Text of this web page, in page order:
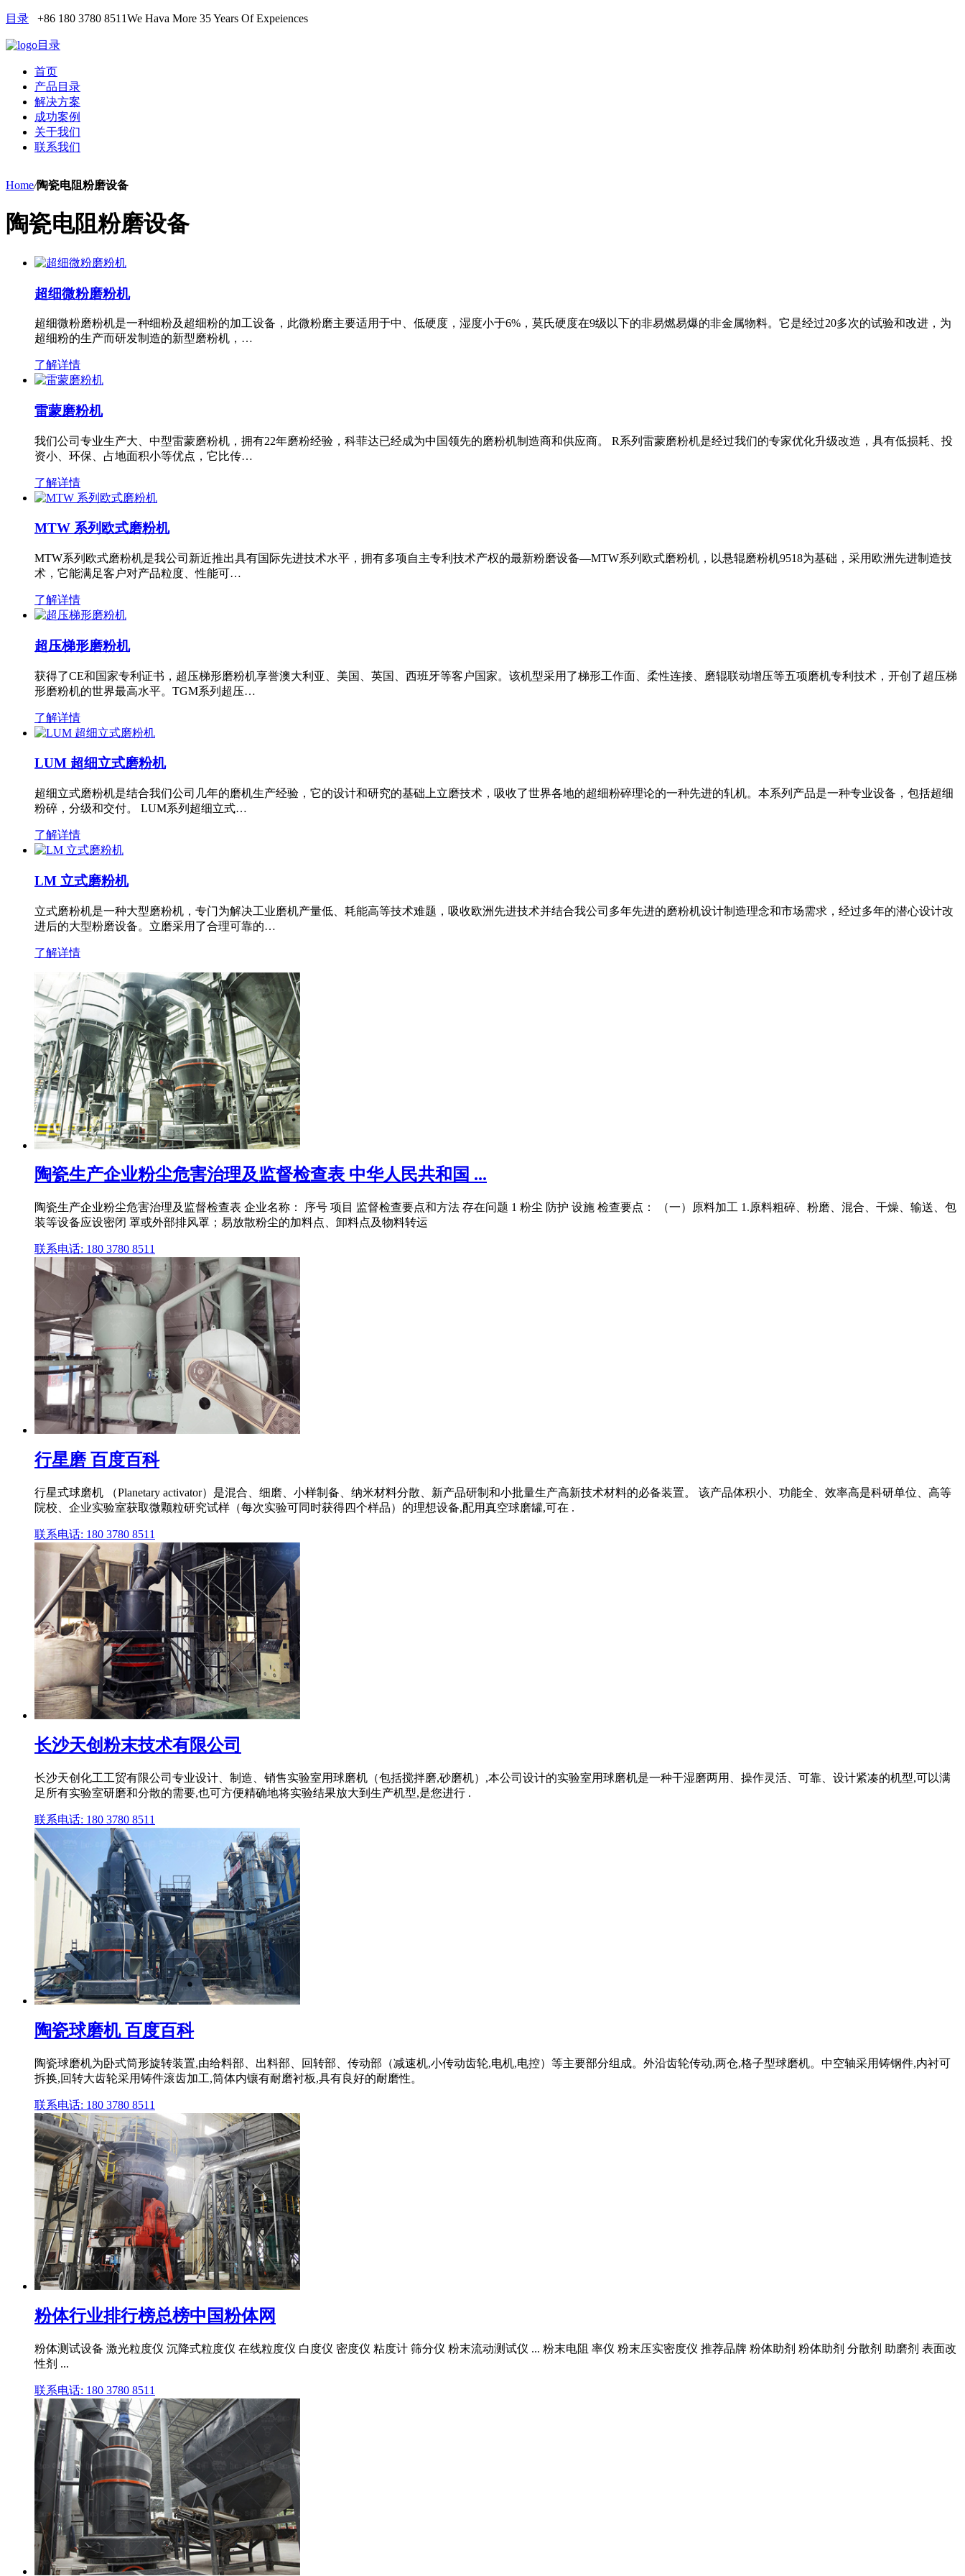
目录 +86 180 3780 8511We Hava More 35 Years Of Expeiences
目录
首页
产品目录
解决方案
成功案例
关于我们
联系我们
Home/陶瓷电阻粉磨设备
陶瓷电阻粉磨设备
超细微粉磨粉机
超细微粉磨粉机是一种细粉及超细粉的加工设备，此微粉磨主要适用于中、低硬度，湿度小于6%，莫氏硬度在9级以下的非易燃易爆的非金属物料。它是经过20多次的试验和改进，为
超细粉的生产而研发制造的新型磨粉机，…
了解详情
雷蒙磨粉机
我们公司专业生产大、中型雷蒙磨粉机，拥有22年磨粉经验，科菲达已经成为中国领先的磨粉机制造商和供应商。 R系列雷蒙磨粉机是经过我们的专家优化升级改造，具有低损耗、投
资小、环保、占地面积小等优点，它比传…
了解详情
MTW 系列欧式磨粉机
MTW系列欧式磨粉机是我公司新近推出具有国际先进技术水平，拥有多项自主专利技术产权的最新粉磨设备—MTW系列欧式磨粉机，以悬辊磨粉机9518为基础，采用欧洲先进制造技
术，它能满足客户对产品粒度、性能可…
了解详情
超压梯形磨粉机
获得了CE和国家专利证书，超压梯形磨粉机享誉澳大利亚、美国、英国、西班牙等客户国家。该机型采用了梯形工作面、柔性连接、磨辊联动增压等五项磨机专利技术，开创了超压梯
形磨粉机的世界最高水平。TGM系列超压…
了解详情
LUM 超细立式磨粉机
超细立式磨粉机是结合我们公司几年的磨机生产经验，它的设计和研究的基础上立磨技术，吸收了世界各地的超细粉碎理论的一种先进的轧机。本系列产品是一种专业设备，包括超细
粉碎，分级和交付。 LUM系列超细立式…
了解详情
LM 立式磨粉机
立式磨粉机是一种大型磨粉机，专门为解决工业磨机产量低、耗能高等技术难题，吸收欧洲先进技术并结合我公司多年先进的磨粉机设计制造理念和市场需求，经过多年的潜心设计改
进后的大型粉磨设备。立磨采用了合理可靠的…
了解详情
陶瓷生产企业粉尘危害治理及监督检查表 中华人民共和国 ...
陶瓷生产企业粉尘危害治理及监督检查表 企业名称： 序号 项目 监督检查要点和方法 存在问题 1 粉尘 防护 设施 检查要点： （一）原料加工 1.原料粗碎、粉磨、混合、干燥、输送、包
装等设备应设密闭 罩或外部排风罩；易放散粉尘的加料点、卸料点及物料转运
联系电话: 180 3780 8511
行星磨 百度百科
行星式球磨机 （Planetary activator）是混合、细磨、小样制备、纳米材料分散、新产品研制和小批量生产高新技术材料的必备装置。 该产品体积小、功能全、效率高是科研单位、高等
院校、企业实验室获取微颗粒研究试样（每次实验可同时获得四个样品）的理想设备,配用真空球磨罐,可在 .
联系电话: 180 3780 8511
长沙天创粉末技术有限公司
长沙天创化工工贸有限公司专业设计、制造、销售实验室用球磨机（包括搅拌磨,砂磨机）,本公司设计的实验室用球磨机是一种干湿磨两用、操作灵活、可靠、设计紧凑的机型,可以满
足所有实验室研磨和分散的需要,也可方便精确地将实验结果放大到生产机型,是您进行 .
联系电话: 180 3780 8511
陶瓷球磨机 百度百科
陶瓷球磨机为卧式筒形旋转装置,由给料部、出料部、回转部、传动部（减速机,小传动齿轮,电机,电控）等主要部分组成。外沿齿轮传动,两仓,格子型球磨机。中空轴采用铸钢件,内衬可
拆换,回转大齿轮采用铸件滚齿加工,筒体内镶有耐磨衬板,具有良好的耐磨性。
联系电话: 180 3780 8511
粉体行业排行榜总榜中国粉体网
粉体测试设备 激光粒度仪 沉降式粒度仪 在线粒度仪 白度仪 密度仪 粘度计 筛分仪 粉末流动测试仪 ... 粉末电阻 率仪 粉末压实密度仪 推荐品牌 粉体助剂 粉体助剂 分散剂 助磨剂 表面改
性剂 ...
联系电话: 180 3780 8511